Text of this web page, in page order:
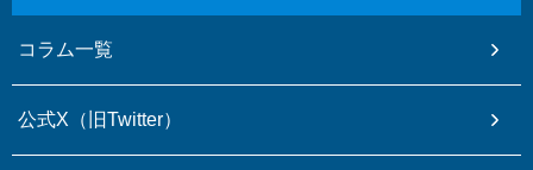
コラム一覧
公式X（旧Twitter）